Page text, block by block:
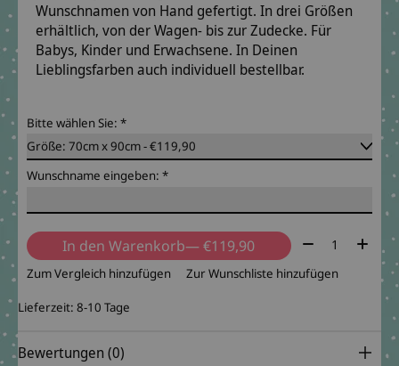
Wunschnamen von Hand gefertigt. In drei Größen
erhältlich, von der Wagen- bis zur Zudecke. Für
Babys, Kinder und Erwachsene. In Deinen
Lieblingsfarben auch individuell bestellbar.
Bitte wählen Sie: *
Wunschname eingeben: *
In den Warenkorb — €119,90 Menge:
Zum Vergleich hinzufügen Zur Wunschliste hinzufügen
Lieferzeit: 8-10 Tage
Bewertungen (0)